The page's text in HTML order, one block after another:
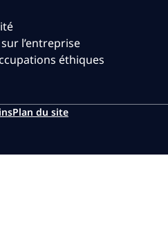
l’entreprise
éthiques
Plan du site